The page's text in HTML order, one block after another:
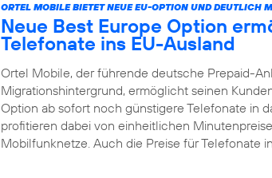
ORTEL MOBILE BIETET NEUE EU-OPTION UND DEUTLICH
Neue Best Europe Option
Telefonate ins EU-Ausland
Ortel Mobile, der führende deutsche Prepaid-
Migrationshintergrund, ermöglicht seinen
Option ab sofort noch günstigere Telefonate in
profitieren dabei von einheitlichen
Mobilfunknetze. Auch die Preise für Telefonate